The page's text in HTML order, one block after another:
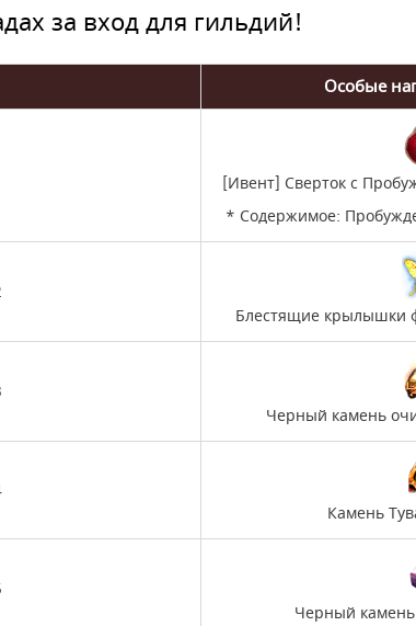
за вход для гильдий!
Особые
[Ивент] Сверток с
* Содержимое:
Блестящие крылышки
Черный камень
Камень
Черный